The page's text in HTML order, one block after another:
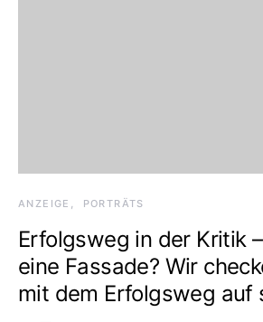
ANZEIGE PORTRÄTS
Erfolgsweg in der Kritik
eine Fassade? Wir
mit dem Erfolgsweg auf